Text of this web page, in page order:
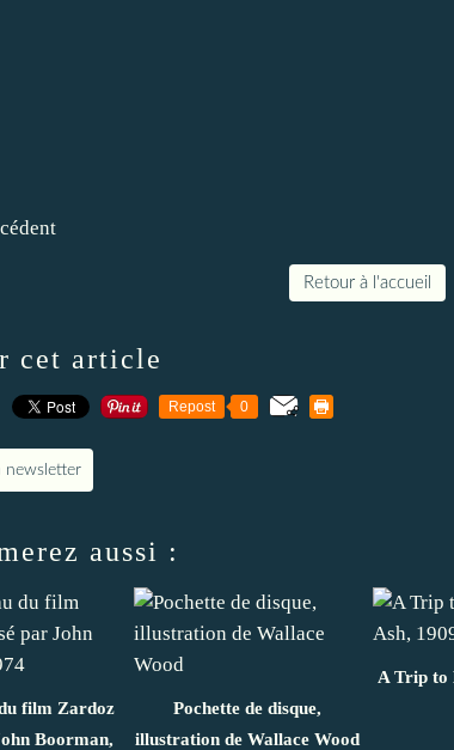
Retour à l'accueil
cet article
Repost 0
newsletter
aussi :
film Zardoz
Boorman,
Pochette de disque,
illustration de Wallace Wood
A Trip to